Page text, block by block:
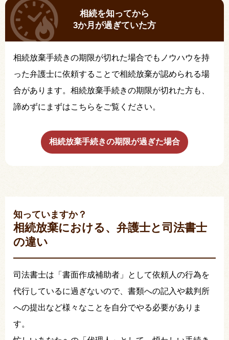
相続を知ってから
3か月が過ぎていた方
相続放棄手続きの期限が切れた場合でもノウハウを持
った弁護士に依頼することで相続放棄が認められる場
合があります。相続放棄手続きの期限が切れた方も、
諦めずにまずはこちらをご覧ください。
相続放棄手続きの期限が過ぎた場合
知っていますか？
相続放棄における、弁護士と司法書士
の違い
司法書士は「書面作成補助者」として依頼人の行為を
代行しているに過ぎないので、書類への記入や裁判所
への提出など様々なことを自分でやる必要がありま
す。